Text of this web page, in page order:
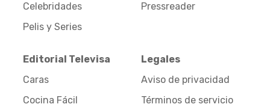
Celebridades
Pelis y Series
Pressreader
Editorial Televisa
Caras
Cocina Fácil
Legales
Aviso de privacidad
Términos de servicio